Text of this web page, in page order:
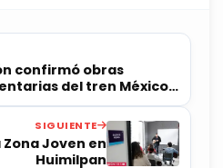
confirmó obras
del tren México-
SIGUIENTE
Joven en
Huimilpan